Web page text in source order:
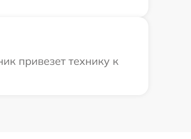
привезет технику к